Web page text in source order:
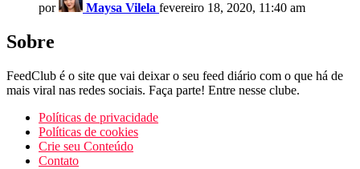
por Maysa Vilela fevereiro 18, 2020, 11:40 am
Sobre
FeedClub é o site que vai deixar o seu feed diário com o que há de
mais viral nas redes sociais. Faça parte! Entre nesse clube.
Políticas de privacidade
Políticas de cookies
Crie seu Conteúdo
Contato